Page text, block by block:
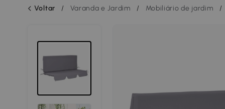
Voltar / Varanda e Jardim / Mobiliário de jardim /